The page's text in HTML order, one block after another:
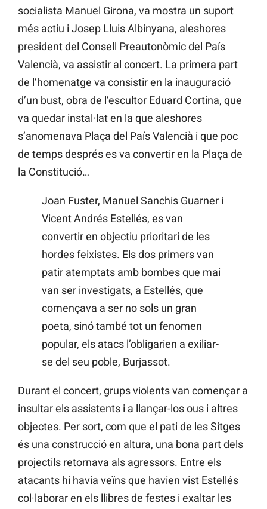
socialista Manuel Girona, va mostra un suport
més actiu i Josep Lluis Albinyana, aleshores
president del Consell Preautonòmic del País
Valencià, va assistir al concert. La primera part
de l’homenatge va consistir en la inauguració
d’un bust, obra de l’escultor Eduard Cortina, que
va quedar instal·lat en la que aleshores
s’anomenava Plaça del País Valencià i que poc
de temps després es va convertir en la Plaça de
la Constitució…
Joan Fuster, Manuel Sanchis Guarner i
Vicent Andrés Estellés, es van
convertir en objectiu prioritari de les
hordes feixistes. Els dos primers van
patir atemptats amb bombes que mai
van ser investigats, a Estellés, que
començava a ser no sols un gran
poeta, sinó també tot un fenomen
popular, els atacs l’obligarien a exiliar-
se del seu poble, Burjassot.
Durant el concert, grups violents van començar a
insultar els assistents i a llançar-los ous i altres
objectes. Per sort, com que el pati de les Sitges
és una construcció en altura, una bona part dels
projectils retornava als agressors. Entre els
atacants hi havia veïns que havien vist Estellés
col·laborar en els llibres de festes i exaltar les